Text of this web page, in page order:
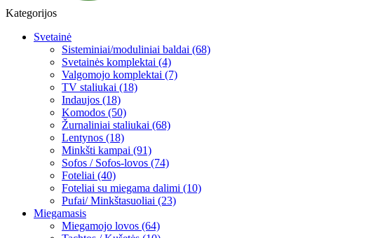
Kategorijos
Svetainė
Sisteminiai/moduliniai baldai (68)
Svetainės komplektai (4)
Valgomojo komplektai (7)
TV staliukai (18)
Indaujos (18)
Komodos (50)
Žurnaliniai staliukai (68)
Lentynos (18)
Minkšti kampai (91)
Sofos / Sofos-lovos (74)
Foteliai (40)
Foteliai su miegama dalimi (10)
Pufai/ Minkštasuoliai (23)
Miegamasis
Miegamojo lovos (64)